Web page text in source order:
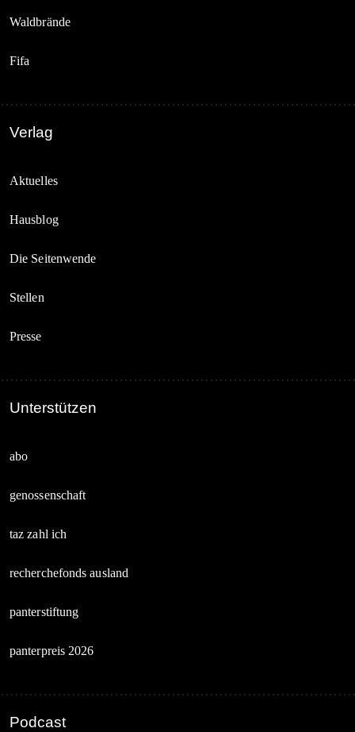
Waldbrände
Fifa
Verlag
Aktuelles
Hausblog
Die Seitenwende
Stellen
Presse
Unterstützen
abo
genossenschaft
taz zahl ich
recherchefonds ausland
panterstiftung
panterpreis 2026
Podcast